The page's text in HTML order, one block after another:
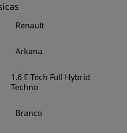
Renault
Arkana
1.6 E-Tech Full Hybrid
Techno
Branco